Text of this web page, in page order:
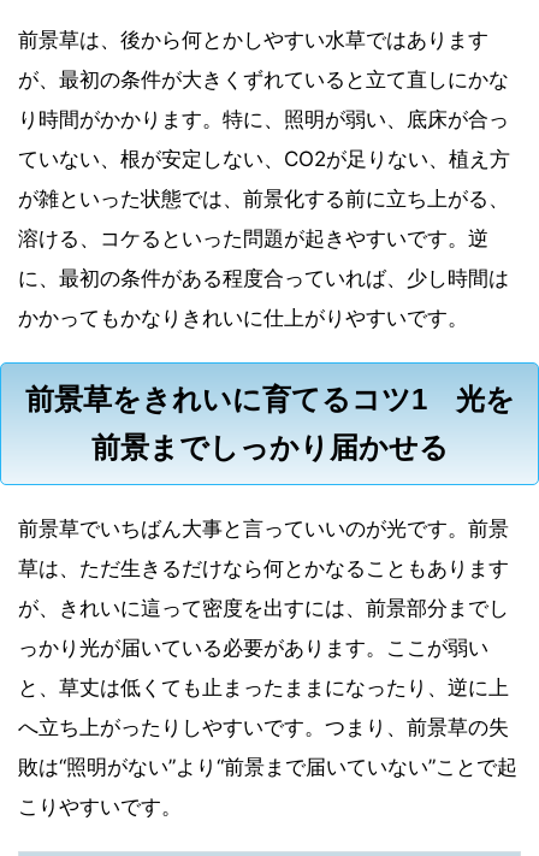
前景草は、後から何とかしやすい水草ではあります
が、最初の条件が大きくずれていると立て直しにかな
り時間がかかります。特に、照明が弱い、底床が合っ
ていない、根が安定しない、CO2が足りない、植え方
が雑といった状態では、前景化する前に立ち上がる、
溶ける、コケるといった問題が起きやすいです。逆
に、最初の条件がある程度合っていれば、少し時間は
かかってもかなりきれいに仕上がりやすいです。
前景草をきれいに育てるコツ1 光を
前景までしっかり届かせる
前景草でいちばん大事と言っていいのが光です。前景
草は、ただ生きるだけなら何とかなることもあります
が、きれいに這って密度を出すには、前景部分までし
っかり光が届いている必要があります。ここが弱い
と、草丈は低くても止まったままになったり、逆に上
へ立ち上がったりしやすいです。つまり、前景草の失
敗は“照明がない”より“前景まで届いていない”ことで起
こりやすいです。